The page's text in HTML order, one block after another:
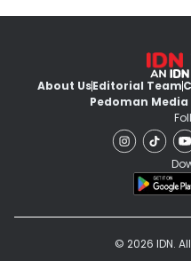
About UsEditorial Team
Pedoman Media
© 2026 IDN.